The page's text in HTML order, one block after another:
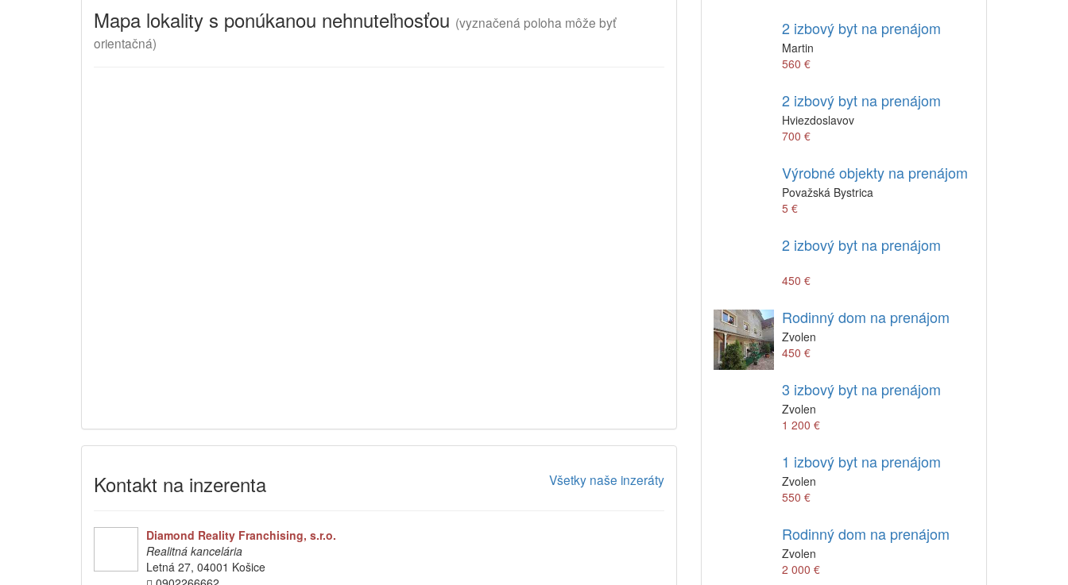
Mapa lokality s ponúkanou nehnuteľnosťou (vyznačená poloha môže byť
orientačná)
Kontakt na inzerenta Všetky naše inzeráty
Diamond Reality Franchising, s.r.o.
Realitná kancelária
Letná 27, 04001 Košice
2 izbový byt na prenájom
Martin
560 €
2 izbový byt na prenájom
Hviezdoslavov
700 €
Výrobné objekty na prenájom
Považská Bystrica
5 €
2 izbový byt na prenájom
450 €
Rodinný dom na prenájom
Zvolen
450 €
3 izbový byt na prenájom
Zvolen
1 200 €
1 izbový byt na prenájom
Zvolen
550 €
Rodinný dom na prenájom
Zvolen
2 000 €